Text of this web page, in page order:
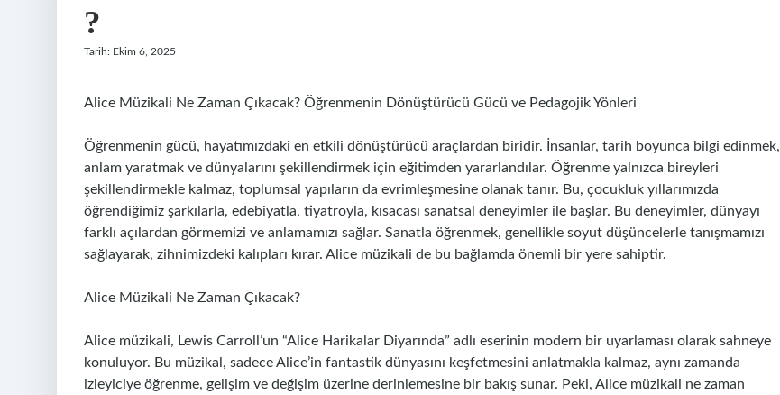
?
Tarih: Ekim 6, 2025
Alice Müzikali Ne Zaman Çıkacak? Öğrenmenin Dönüştürücü Gücü ve Pedagojik Yönleri
Öğrenmenin gücü, hayatımızdaki en etkili dönüştürücü araçlardan biridir. İnsanlar, tarih boyunca bilgi edinmek,
anlam yaratmak ve dünyalarını şekillendirmek için eğitimden yararlandılar. Öğrenme yalnızca bireyleri
şekillendirmekle kalmaz, toplumsal yapıların da evrimleşmesine olanak tanır. Bu, çocukluk yıllarımızda
öğrendiğimiz şarkılarla, edebiyatla, tiyatroyla, kısacası sanatsal deneyimler ile başlar. Bu deneyimler, dünyayı
farklı açılardan görmemizi ve anlamamızı sağlar. Sanatla öğrenmek, genellikle soyut düşüncelerle tanışmamızı
sağlayarak, zihnimizdeki kalıpları kırar. Alice müzikali de bu bağlamda önemli bir yere sahiptir.
Alice Müzikali Ne Zaman Çıkacak?
Alice müzikali, Lewis Carroll’un “Alice Harikalar Diyarında” adlı eserinin modern bir uyarlaması olarak sahneye
konuluyor. Bu müzikal, sadece Alice’in fantastik dünyasını keşfetmesini anlatmakla kalmaz, aynı zamanda
izleyiciye öğrenme, gelişim ve değişim üzerine derinlemesine bir bakış sunar. Peki, Alice müzikali ne zaman